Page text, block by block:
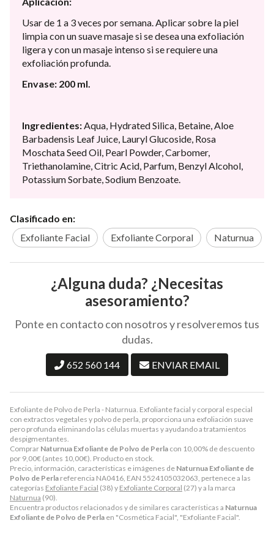
Exfoliante de Polvo de Perla - Naturnua. Exfoliante facial y corporal especial
con extractos vegetales y polvo de perla, proporciona una exfoliación suave
pero profunda eliminando las células muertas y ayudando a tratamientos
despigmentantes.
Comprar Naturnua Exfoliante de Polvo de Perla con 10,00% de descuento
por 9,00€ (antes 10,00€). Producto en stock.
Precio, información, características e imágenes de Naturnua Exfoliante de
Polvo de Perla referencia NA0416, EAN 5524105032063, pertenece a las
categorías Exfoliante Facial (38) y Exfoliante Corporal (27) y a la marca
Naturnua (90).
Encuentra productos relacionados y de similares características a Naturnua
Exfoliante de Polvo de Perla en "Cosmética Facial", "Exfoliante Facial".
Usar de 1 a 3 veces por semana. Aplicar sobre la piel
limpia con un suave masaje si se desea una exfoliación
ligera y con un masaje intenso si se requiere una
exfoliación profunda.
Envase: 200 ml.
Ingredientes: Aqua, Hydrated Silica, Betaine, Aloe
Barbadensis Leaf Juice, Lauryl Glucoside, Rosa
Moschata Seed Oil, Pearl Powder, Carbomer,
Triethanolamine, Citric Acid, Parfum, Benzyl Alcohol,
Potassium Sorbate, Sodium Benzoate.
Clasificado en:
Exfoliante Facial
Exfoliante Corporal Naturnua
¿Alguna duda? ¿Necesitas
asesoramiento?
Ponte en contacto con nosotros y resolveremos tus
dudas.
652 560 144 ENVIAR EMAIL